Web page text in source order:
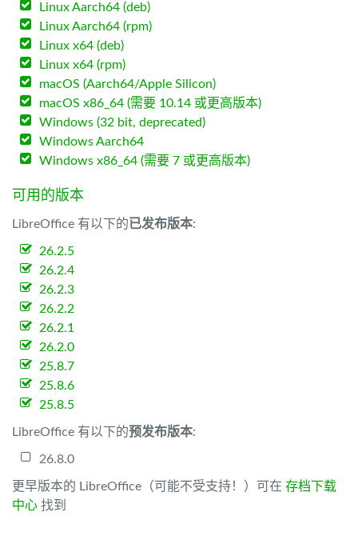
Linux Aarch64 (deb)
Linux Aarch64 (rpm)
Linux x64 (deb)
Linux x64 (rpm)
macOS (Aarch64/Apple Silicon)
macOS x86_64 (需要 10.14 或更高版本)
Windows (32 bit, deprecated)
Windows Aarch64
Windows x86_64 (需要 7 或更高版本)
可用的版本
LibreOffice 有以下的已发布版本:
26.2.5
26.2.4
26.2.3
26.2.2
26.2.1
26.2.0
25.8.7
25.8.6
25.8.5
LibreOffice 有以下的预发布版本:
26.8.0
更早版本的 LibreOffice（可能不受支持！）可在 存档下载
中心 找到